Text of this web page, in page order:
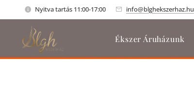
Nyitva tartás 11:00-17:00 info@blghekszerhaz.hu
Ékszer Áruházunk